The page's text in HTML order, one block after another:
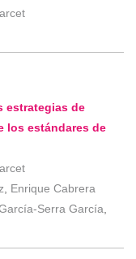
estrategias de
los estándares de
Enrique Cabrera
Serra García